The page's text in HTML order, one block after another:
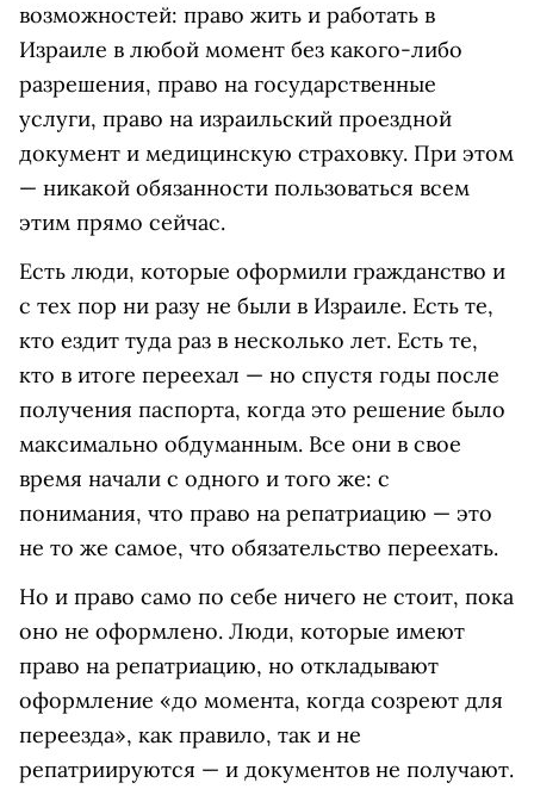
возможностей: право жить и работать в
Израиле в любой момент без какого-либо
разрешения, право на государственные
услуги, право на израильский проездной
документ и медицинскую страховку. При этом
— никакой обязанности пользоваться всем
этим прямо сейчас.
Есть люди, которые оформили гражданство и
с тех пор ни разу не были в Израиле. Есть те,
кто ездит туда раз в несколько лет. Есть те,
кто в итоге переехал — но спустя годы после
получения паспорта, когда это решение было
максимально обдуманным. Все они в свое
время начали с одного и того же: с
понимания, что право на репатриацию — это
не то же самое, что обязательство переехать.
Но и право само по себе ничего не стоит, пока
оно не оформлено. Люди, которые имеют
право на репатриацию, но откладывают
оформление «до момента, когда созреют для
переезда», как правило, так и не
репатриируются — и документов не получают.